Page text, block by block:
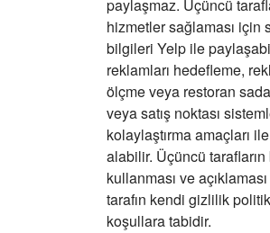
paylaşmaz. Üçüncü
hizmetler sağlaması için
bilgileri Yelp ile
reklamları hedefleme,
ölçme veya restoran
veya satış noktası
kolaylaştırma amaçları
alabilir. Üçüncü
kullanması ve
tarafın kendi gizlilik
koşullara tabidir.